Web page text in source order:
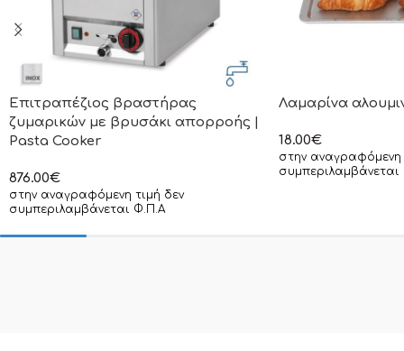
Επιτραπέζιος βραστήρας
ζυμαρικών με βρυσάκι απορροής |
Pasta Cooker
876.00€
στην αναγραφόμενη τιμή δεν
συμπεριλαμβάνεται Φ.Π.Α
Λαμαρίνα
18.00€
στην αναγραφόμενη